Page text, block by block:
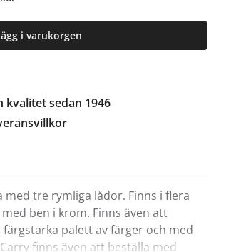
i varukorgen
kvalitet sedan 1946
med tre rymliga lådor. Finns i flera
ben i krom. Finns även att
palett av färger och med
finns även att beställa med